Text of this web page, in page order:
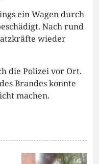
ein Wagen durch
Nach rund
wieder
die Polizei vor Ort.
Brandes konnte
machen.